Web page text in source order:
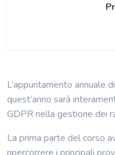
L’appuntamento annuale
quest’anno sarà
GDPR nella gestione dei
La prima parte del corso